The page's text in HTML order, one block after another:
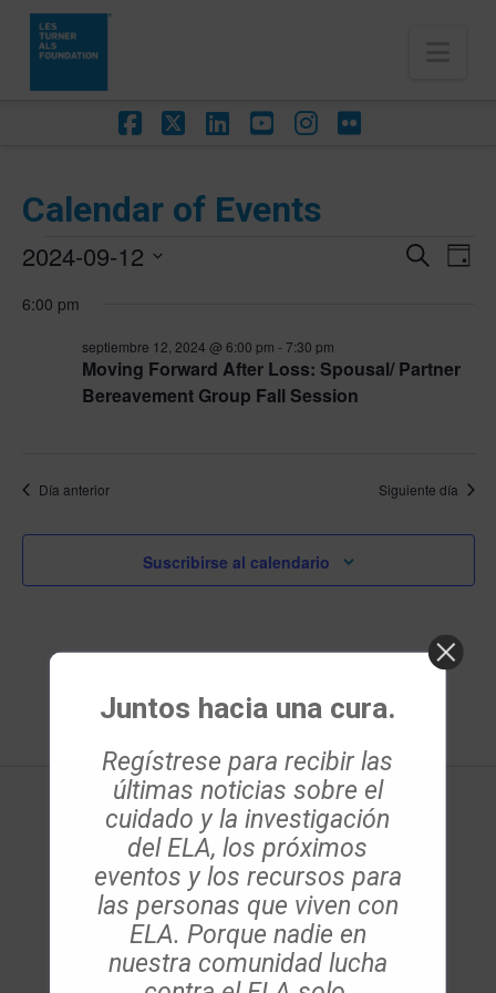
Calendar of Events
Eventos
en
septiembre
2024
y
Buscar
Día
2024-09-12
la
6:00 pm
Moving Forward After Loss: Spousal/ Partner
Bereavement Group Fall Session
septiembre 12, 2024 @ 6:00 pm - 7:30 pm
Día anterior Siguiente día
Suscribirse al calendario
Les Turner ALS Foundation
info@es.lesturnerals.org
847 679 3311
Juntos hacia una cura.
Regístrese para recibir las
últimas noticias sobre el
cuidado y la investigación
del ELA, los próximos
eventos y los recursos para
las personas que viven con
ELA. Porque nadie en
nuestra comunidad lucha